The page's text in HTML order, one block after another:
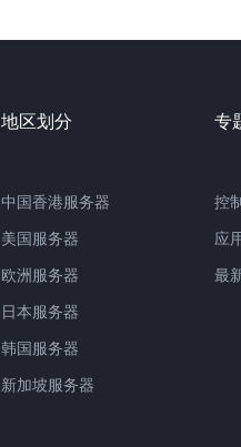
地区划分
中国香港服务器
美国服务器
欧洲服务器
日本服务器
韩国服务器
新加坡服务器
专
控
应
最